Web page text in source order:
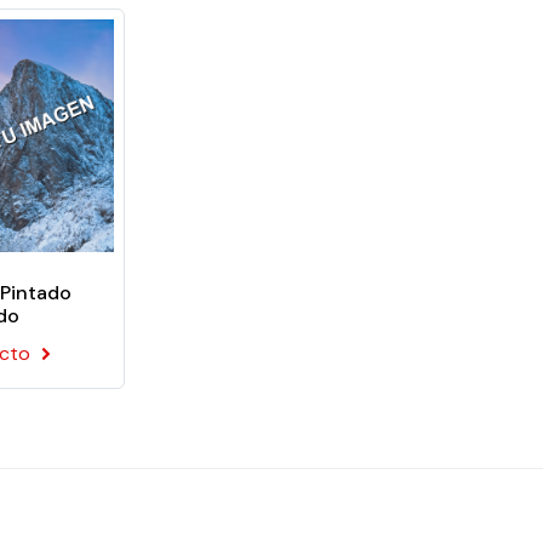
papel pintado
humedecer el reverso del visual
aplicación del papel pintado en su pared. El kit incluye: